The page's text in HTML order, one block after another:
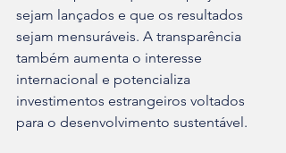
sejam lançados e que os resultados
sejam mensuráveis. A transparência
também aumenta o interesse
internacional e potencializa
investimentos estrangeiros voltados
para o desenvolvimento sustentável.